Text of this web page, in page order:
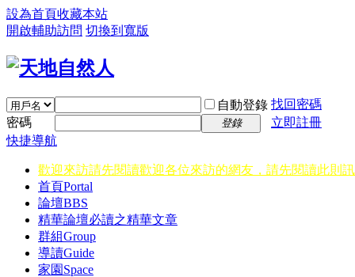
設為首頁收藏本站
開啟輔助訪問 切換到寬版
自動登錄 找回密碼
密碼
登錄
立即註冊
快捷導航
歡迎來訪請先閱讀歡迎各位來訪的網友，請先閱讀此則
首頁Portal
論壇BBS
精華論壇必讀之精華文章
群組Group
導讀Guide
家園 Space